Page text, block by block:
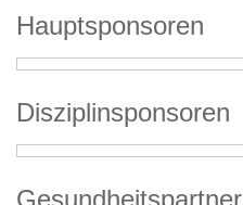
Hauptsponsoren
Disziplinsponsoren
Gesundheitspartner